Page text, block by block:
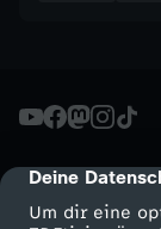
cmp-dialog-
Deine
Um dir eine
r
e